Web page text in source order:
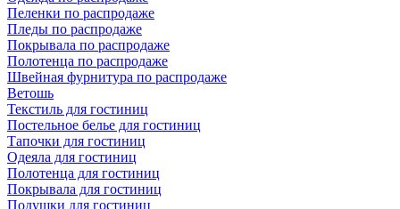
Пеленки по распродаже
Пледы по распродаже
Покрывала по распродаже
Полотенца по распродаже
Швейная фурнитура по распродаже
Ветошь
Текстиль для гостиниц
Постельное белье для гостиниц
Тапочки для гостиниц
Одеяла для гостиниц
Полотенца для гостиниц
Покрывала для гостиниц
Подушки для гостиниц